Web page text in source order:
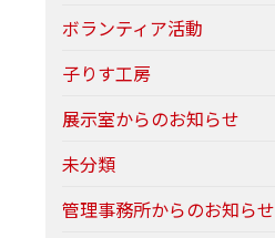
ボランティア活動
子りす工房
展示室からのお知らせ
未分類
管理事務所からのお知らせ